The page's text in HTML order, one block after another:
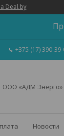
Deal.by
+375 (17) 390-39-
ООО «АДМ Энерго»
Новости